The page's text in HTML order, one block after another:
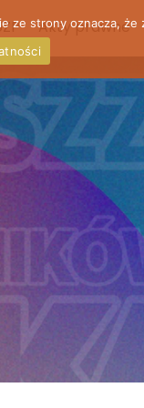
Akty prawne
ze strony oznacza, że